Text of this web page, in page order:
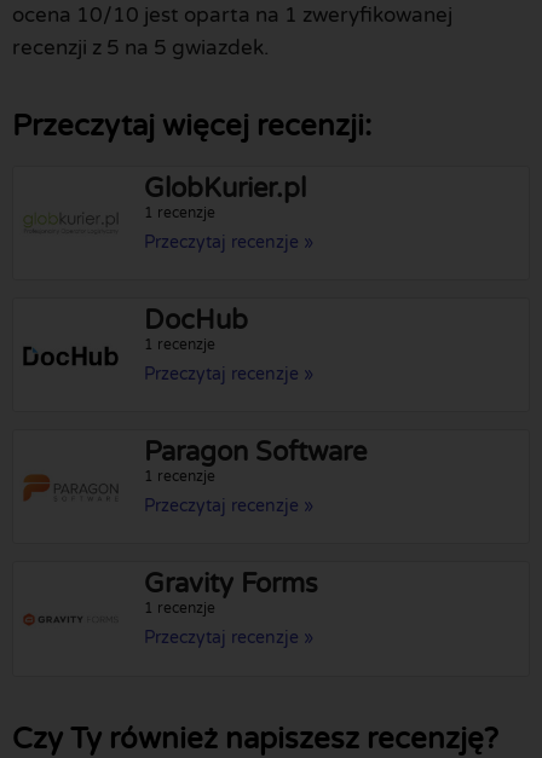
ocena 10/10 jest oparta na 1 zweryfikowanej
recenzji z 5 na 5 gwiazdek.
Przeczytaj więcej recenzji:
GlobKurier.pl
1 recenzje
Przeczytaj recenzje »
DocHub
1 recenzje
Przeczytaj recenzje »
Paragon Software
1 recenzje
Przeczytaj recenzje »
Gravity Forms
1 recenzje
Przeczytaj recenzje »
Czy Ty również napiszesz recenzję?